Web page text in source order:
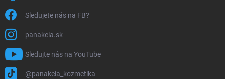
Sledujete nás na FB?
panakeia.sk
Sledujte nás na YouTube
@panakeia_kozmetika